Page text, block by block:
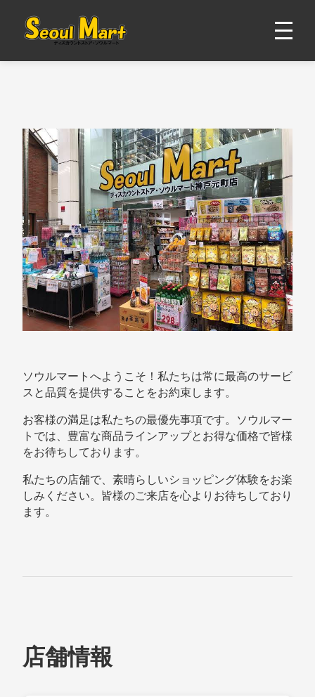
ソウルマートへようこそ！私たちは常に最高のサービ
スと品質を提供することをお約束します。
お客様の満足は私たちの最優先事項です。ソウルマー
トでは、豊富な商品ラインアップとお得な価格で皆様
をお待ちしております。
私たちの店舗で、素晴らしいショッピング体験をお楽
しみください。皆様のご来店を心よりお待ちしており
ます。
店舗情報